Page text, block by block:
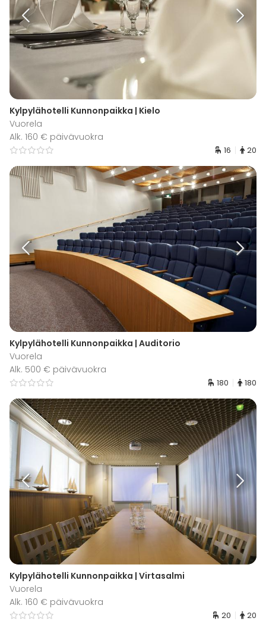
Kylpylähotelli Kunnonpaikka | Kielo
Vuorela
Alk. 160 € päivävuokra
16 20
Kylpylähotelli Kunnonpaikka | Auditorio
Vuorela
Alk. 500 € päivävuokra
180 180
Kylpylähotelli Kunnonpaikka | Virtasalmi
Vuorela
Alk. 160 € päivävuokra
20 20